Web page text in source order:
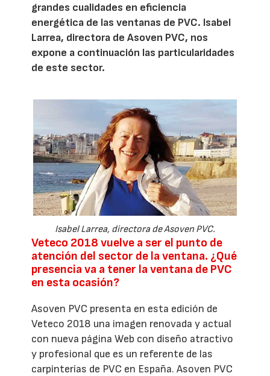
grandes cualidades en eficiencia
energética de las ventanas de PVC. Isabel
Larrea, directora de Asoven PVC, nos
expone a continuación las particularidades
de este sector.
Isabel Larrea, directora de Asoven PVC.
Veteco 2018 vuelve a ser el punto de
atención del sector de la ventana. ¿Qué
presencia va a tener la ventana de PVC
en esta ocasión?
Asoven PVC presenta en esta edición de
Veteco 2018 una imagen renovada y actual
con nueva página Web con diseño atractivo
y profesional que es un referente de las
carpinterías de PVC en España. Asoven PVC